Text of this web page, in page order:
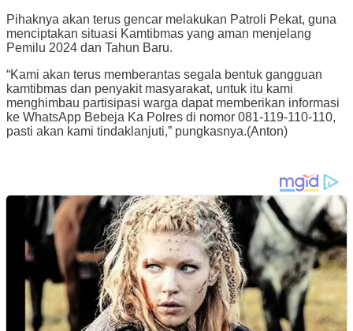
Pihaknya akan terus gencar melakukan Patroli Pekat, guna
menciptakan situasi Kamtibmas yang aman menjelang
Pemilu 2024 dan Tahun Baru.
“Kami akan terus memberantas segala bentuk gangguan
kamtibmas dan penyakit masyarakat, untuk itu kami
menghimbau partisipasi warga dapat memberikan informasi
ke WhatsApp Bebeja Ka Polres di nomor 081-119-110-110,
pasti akan kami tindaklanjuti,” pungkasnya.(Anton)